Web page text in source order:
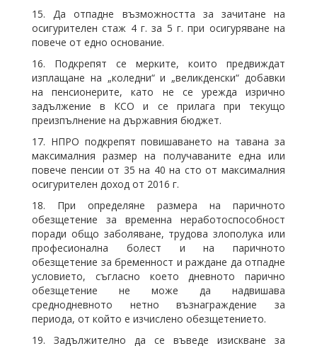
15. Да отпадне възможността за зачитане на
осигурителен стаж 4 г. за 5 г. при осигуряване на
повече от едно основание.
16. Подкрепят се мерките, които предвиждат
изплащане на „коледни“ и „великденски“ добавки
на пенсионерите, като не се урежда изрично
задължение в КСО и се прилага при текущо
преизпълнение на държавния бюджет.
17. НПРО подкрепят повишаването на тавана за
максималния размер на получаваните една или
повече пенсии от 35 на 40 на сто от максималния
осигурителен доход от 2016 г.
18. При определяне размера на паричното
обезщетение за временна неработоспособност
поради общо заболяване, трудова злополука или
професионална болест и на паричното
обезщетение за бременност и раждане да отпадне
условието, съгласно което дневното парично
обезщетение не може да надвишава
среднодневното нетно възнаграждение за
периода, от който е изчислено обезщетението.
19. Задължително да се въведе изискване за